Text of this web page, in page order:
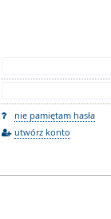
nie pamiętam hasła
utwórz konto